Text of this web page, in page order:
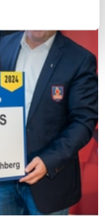
identifizieren
Daten
im
Anzeigen zu
anbieten
zu
zu Ihrer
Partner für
weiter. Unsere